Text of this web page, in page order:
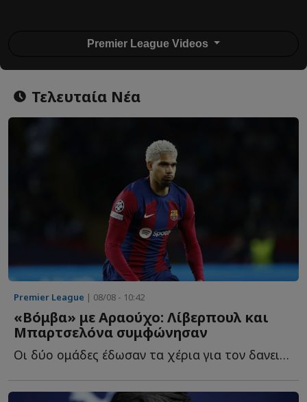
Premier League Videos
Τελευταία Νέα
Premier League | 08/08 - 10:42
«Βόμβα» με Αραούχο: Λίβερπουλ και
Μπαρτσελόνα συμφώνησαν
Οι δύο ομάδες έδωσαν τα χέρια για τον δανεισμό του Ρόναλντ Α...